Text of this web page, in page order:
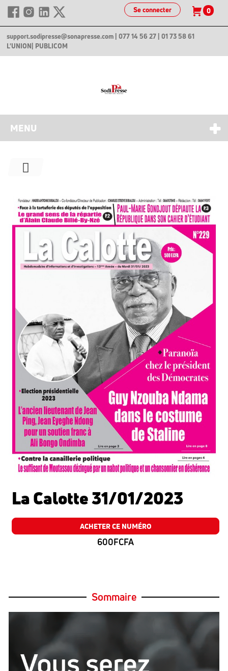
Se connecter 0
support.sodipresse@sonapresse.com | 077 14 56 27 | 01 73 58 61
L'UNION | PUBLICOM
MENU
La Calotte 31/01/2023
ACHETER CE NUMÉRO
600FCFA
Sommaire